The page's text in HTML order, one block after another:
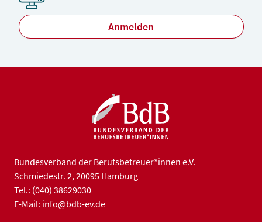
Anmelden
Bundesverband der Berufsbetreuer*innen e.V.
Schmiedestr. 2, 20095 Hamburg
Tel.: (040) 38629030
E-Mail: info@bdb-ev.de